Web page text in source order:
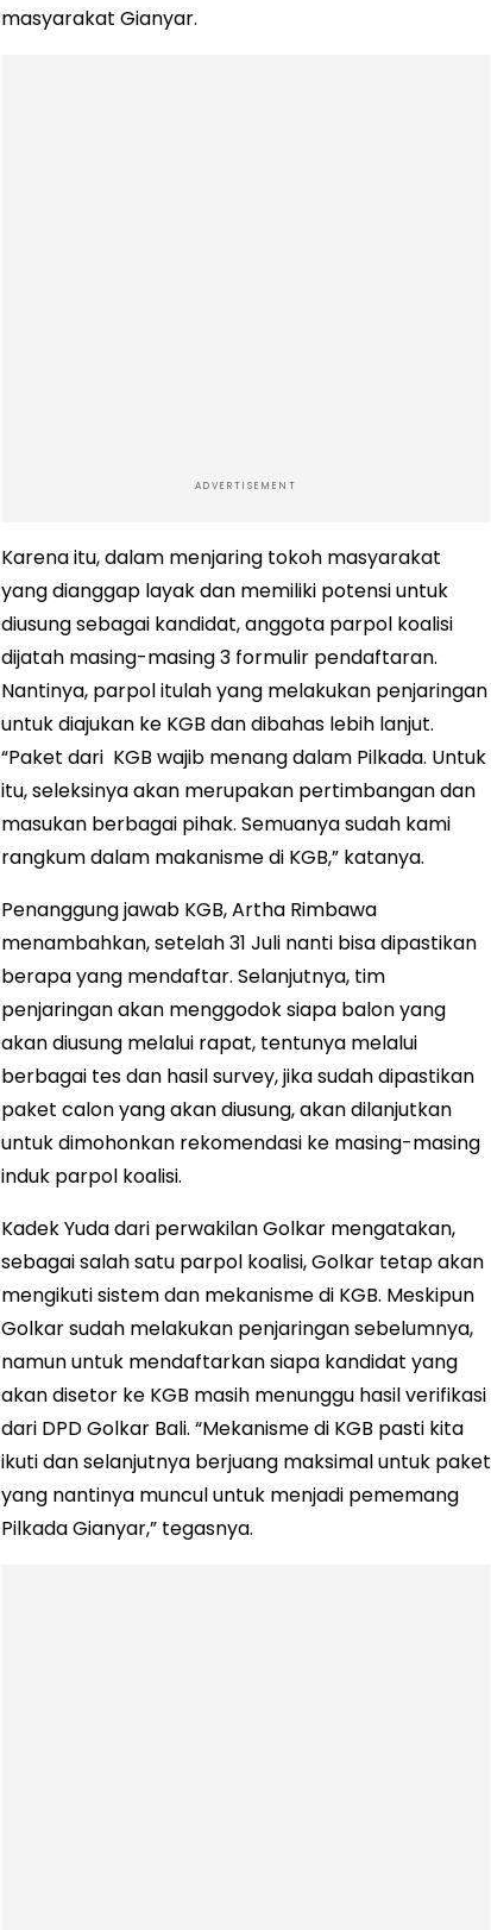
masyarakat Gianyar.
ADVERTISEMENT
Karena itu, dalam menjaring tokoh masyarakat
yang dianggap layak dan memiliki potensi untuk
diusung sebagai kandidat, anggota parpol koalisi
dijatah masing-masing 3 formulir pendaftaran.
Nantinya, parpol itulah yang melakukan penjaringan
untuk diajukan ke KGB dan dibahas lebih lanjut.
“Paket dari KGB wajib menang dalam Pilkada. Untuk
itu, seleksinya akan merupakan pertimbangan dan
masukan berbagai pihak. Semuanya sudah kami
rangkum dalam makanisme di KGB,” katanya.
Penanggung jawab KGB, Artha Rimbawa
menambahkan, setelah 31 Juli nanti bisa dipastikan
berapa yang mendaftar. Selanjutnya, tim
penjaringan akan menggodok siapa balon yang
akan diusung melalui rapat, tentunya melalui
berbagai tes dan hasil survey, jika sudah dipastikan
paket calon yang akan diusung, akan dilanjutkan
untuk dimohonkan rekomendasi ke masing-masing
induk parpol koalisi.
Kadek Yuda dari perwakilan Golkar mengatakan,
sebagai salah satu parpol koalisi, Golkar tetap akan
mengikuti sistem dan mekanisme di KGB. Meskipun
Golkar sudah melakukan penjaringan sebelumnya,
namun untuk mendaftarkan siapa kandidat yang
akan disetor ke KGB masih menunggu hasil verifikasi
dari DPD Golkar Bali. “Mekanisme di KGB pasti kita
ikuti dan selanjutnya berjuang maksimal untuk paket
yang nantinya muncul untuk menjadi pememang
Pilkada Gianyar,” tegasnya.